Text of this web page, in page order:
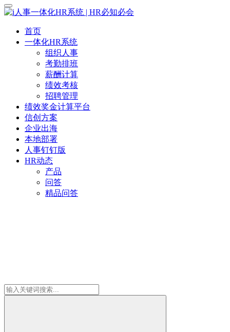
首页
一体化HR系统
组织人事
考勤排班
薪酬计算
绩效考核
招聘管理
绩效奖金计算平台
信创方案
企业出海
本地部署
人事钉钉版
HR动态
产品
问答
精品问答